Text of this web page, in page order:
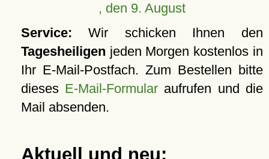
, den 9. August
Service: Wir schicken Ihnen den
Tagesheiligen jeden Morgen kostenlos in
Ihr E-Mail-Postfach. Zum Bestellen bitte
dieses E-Mail-Formular aufrufen und die
Mail absenden.
Aktuell und neu: